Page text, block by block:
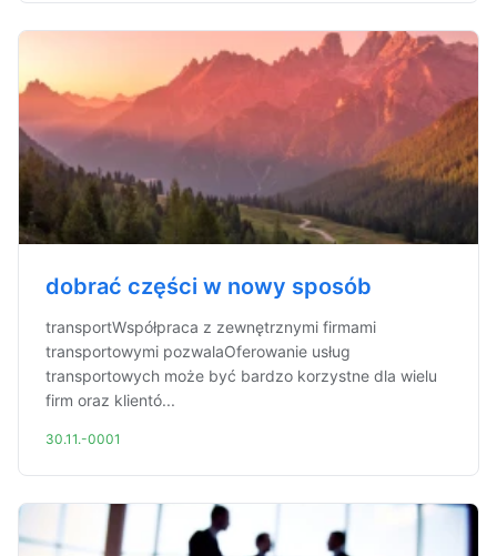
dobrać części w nowy sposób
transportWspółpraca z zewnętrznymi firmami
transportowymi pozwalaOferowanie usług
transportowych może być bardzo korzystne dla wielu
firm oraz klientó...
30.11.-0001